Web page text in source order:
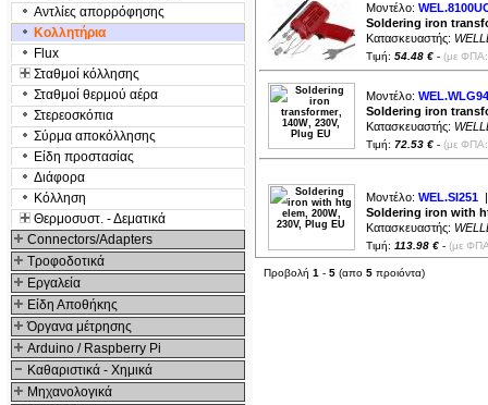
Αντλίες απορρόφησης
Κολλητήρια
Flux
Σταθμοί κόλλησης
Σταθμοί θερμού αέρα
Στερεοσκόπια
Σύρμα αποκόλλησης
Είδη προστασίας
Διάφορα
Κόλληση
Θερμοσυστ. - Δεματικά
Connectors/Adapters
Τροφοδοτικά
Εργαλεία
Είδη Αποθήκης
Όργανα μέτρησης
Arduino / Raspberry Pi
Καθαριστικά - Χημικά
Μηχανολογικά
Μοντέλο:
Soldering iron
Κατασκευαστής:
Τιμή: 54.48 € - (με
Μοντέλο:
Soldering iron
Κατασκευαστής:
Τιμή: 72.53 € - (με
Μοντέλο: WEL.SI251
Soldering iron with
Κατασκευαστής:
Τιμή: 113.98 € - (με
Προβολή 1 - 5 (απο 5 προιόντα)